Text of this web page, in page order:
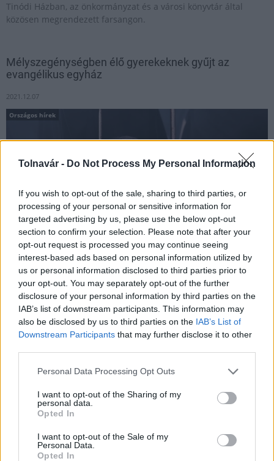
Tolnavár - Do Not Process My Personal Information
If you wish to opt-out of the sale, sharing to third parties, or
processing of your personal or sensitive information for
targeted advertising by us, please use the below opt-out
section to confirm your selection. Please note that after your
opt-out request is processed you may continue seeing
interest-based ads based on personal information utilized by
us or personal information disclosed to third parties prior to
your opt-out. You may separately opt-out of the further
disclosure of your personal information by third parties on the
IAB’s list of downstream participants. This information may
also be disclosed by us to third parties on the IAB’s List of
Downstream Participants that may further disclose it to other
Please note that this website/app uses one or more Google
not limited to your visit or usage behaviour. You may click to
grant or deny consent to Google and its third-party tags to
use your data for below specified purposes in below Google
consent section.
Personal Data Processing Opt Outs
I want to opt-out of the Sharing of my
personal data.
Opted In
I want to opt-out of the Sale of my
Personal Data.
Opted In
Tinódi Házban, az önkormányzat és a városi könyvtár által
közösen megrendezett farsangon.
Mélyszegénységben élő gyerekeknek gyűjt az
evangélikus egyház
2021.12.07
Országos hírek
Az evangélikus egyház - csatlakozva az akcióhoz - országos
gyűjtést hirdet az ötletadó, mélyszegénységben élő
nagycserkeszi és olcsvai gyerekek javára.
2020.04.28